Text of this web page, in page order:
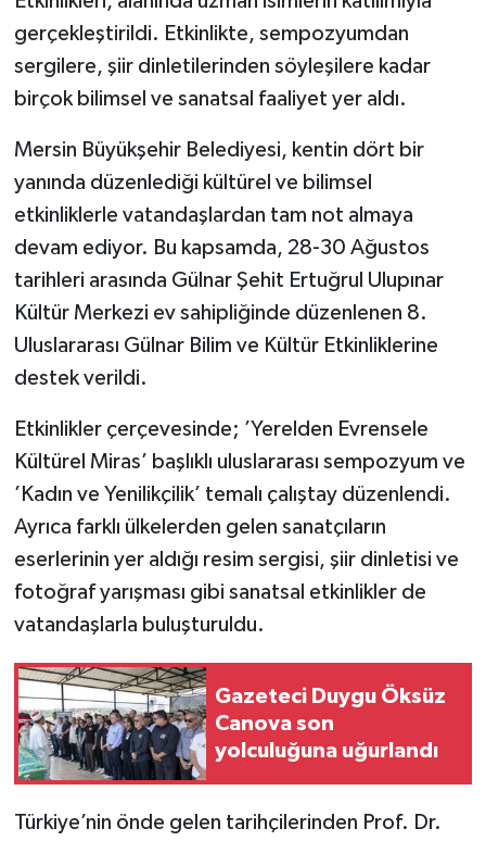
gerçekleştirildi. Etkinlikte, sempozyumdan
sergilere, şiir dinletilerinden söyleşilere kadar
birçok bilimsel ve sanatsal faaliyet yer aldı.
Mersin Büyükşehir Belediyesi, kentin dört bir
yanında düzenlediği kültürel ve bilimsel
etkinliklerle vatandaşlardan tam not almaya
devam ediyor. Bu kapsamda, 28-30 Ağustos
tarihleri arasında Gülnar Şehit Ertuğrul Ulupınar
Kültür Merkezi ev sahipliğinde düzenlenen 8.
Uluslararası Gülnar Bilim ve Kültür Etkinliklerine
destek verildi.
Etkinlikler çerçevesinde; ’Yerelden Evrensele
Kültürel Miras’ başlıklı uluslararası sempozyum ve
’Kadın ve Yenilikçilik’ temalı çalıştay düzenlendi.
Ayrıca farklı ülkelerden gelen sanatçıların
eserlerinin yer aldığı resim sergisi, şiir dinletisi ve
fotoğraf yarışması gibi sanatsal etkinlikler de
vatandaşlarla buluşturuldu.
Gazeteci Duygu Öksüz
Canova son
yolculuğuna uğurlandı
Türkiye’nin önde gelen tarihçilerinden Prof. Dr.